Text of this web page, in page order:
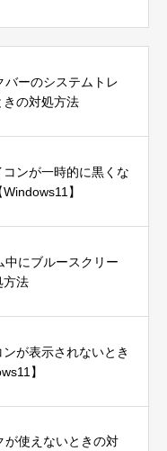
バーのシステムトレ
きの対処方法
ンが一時的に黒くな
】
中にブルースクリー
方法
が表示されないとき
】
が使えないときの対